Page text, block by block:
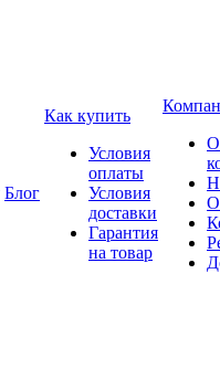
Блог
Как купить
Условия
оплаты
Условия
доставки
Гарантия
на товар
О